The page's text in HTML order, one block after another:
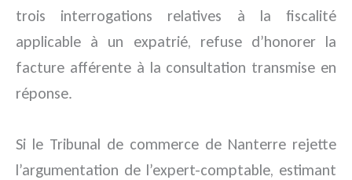
trois interrogations relatives à la fiscalité
applicable à un expatrié, refuse d’honorer la
facture afférente à la consultation transmise en
réponse.
Si le Tribunal de commerce de Nanterre rejette
l’argumentation de l’expert-comptable, estimant